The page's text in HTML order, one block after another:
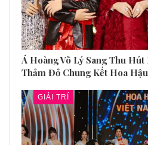
Á Hoàng Võ Lý Sang Thu
Thảm Đỏ Chung Kết Hoa
GIẢI TRÍ